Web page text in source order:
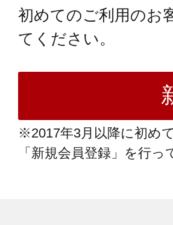
初めてのご利用のお
てください。
※2017年3月以降に初め
「新規会員登録」を行